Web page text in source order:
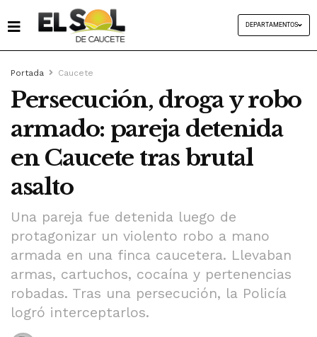
DEPARTAMENTOS
Portada Caucete
Persecución, droga y robo
armado: pareja detenida
en Caucete tras brutal
asalto
Una pareja fue detenida luego de
protagonizar un violento robo a mano
armada en una finca caucetera. Llevaban
armas, cartuchos, cocaína y pertenencias
robadas. Tras una persecución, la Policía
logró interceptarlos.